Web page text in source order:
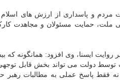
مردم و پاسداری از ارزش های اسلام
ملت، حمایت مسئولان و مجاهدت
ایسنا، وی افزود: همانگونه که
توسط دولت می تواند بخش قابل
نه فقط پاسخ عملی به مطالبات رهبر